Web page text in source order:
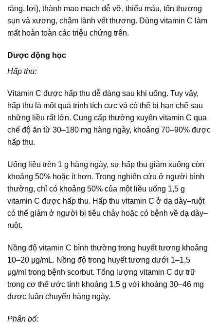
răng, lợi), thành mao mạch dễ vỡ, thiếu máu, tổn thương
sụn và xương, chậm lành vết thương. Dùng vitamin C làm
mất hoàn toàn các triệu chứng trên.
Dược động học
Hấp thu:
Vitamin C được hấp thu dễ dàng sau khi uống. Tuy vậy,
hấp thu là một quá trình tích cực và có thể bị hạn chế sau
những liều rất lớn. Cung cấp thường xuyên vitamin C qua
chế độ ăn từ 30–180 mg hàng ngày, khoảng 70–90% được
hấp thu.
Uống liều trên 1 g hàng ngày, sự hấp thu giảm xuống còn
khoảng 50% hoặc ít hơn. Trong nghiên cứu ở người bình
thường, chỉ có khoảng 50% của một liều uống 1,5 g
vitamin C được hấp thu. Hấp thu vitamin C ở dạ dày–ruột
có thể giảm ở người bị tiêu chảy hoặc có bệnh về dạ dày–
ruột.
Nồng độ vitamin C bình thường trong huyết tương khoảng
10–20 μg/mL. Nồng độ trong huyết tương dưới 1–1,5
μg/ml trong bệnh scorbut. Tổng lượng vitamin C dự trữ
trong cơ thể ước tính khoảng 1,5 g với khoảng 30–46 mg
được luân chuyển hàng ngày.
Phân bố: